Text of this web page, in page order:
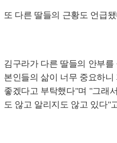
또 다른 딸들의 근황도 언급
김구라가 다른 딸들의 안부를
본인들의 삶이 너무 중요하
좋겠다고 부탁했다"며 "그래
도 않고 알리지도 않고 있다"